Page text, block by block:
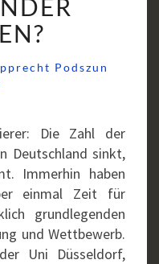
Podszun
Die Zahl der
Deutschland sinkt,
Immerhin haben
einmal Zeit für
grundlegenden
und Wettbewerb.
Uni Düsseldorf,